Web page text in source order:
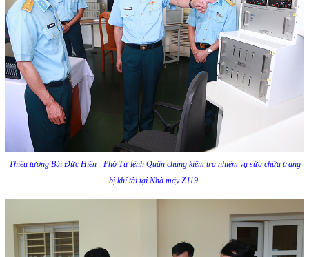
Thiếu tướng Bùi Đức Hiền - Phó Tư lệnh Quân chủng kiểm tra nhiệm vụ sửa chữa trang
bị khí tài tại Nhà máy Z119.